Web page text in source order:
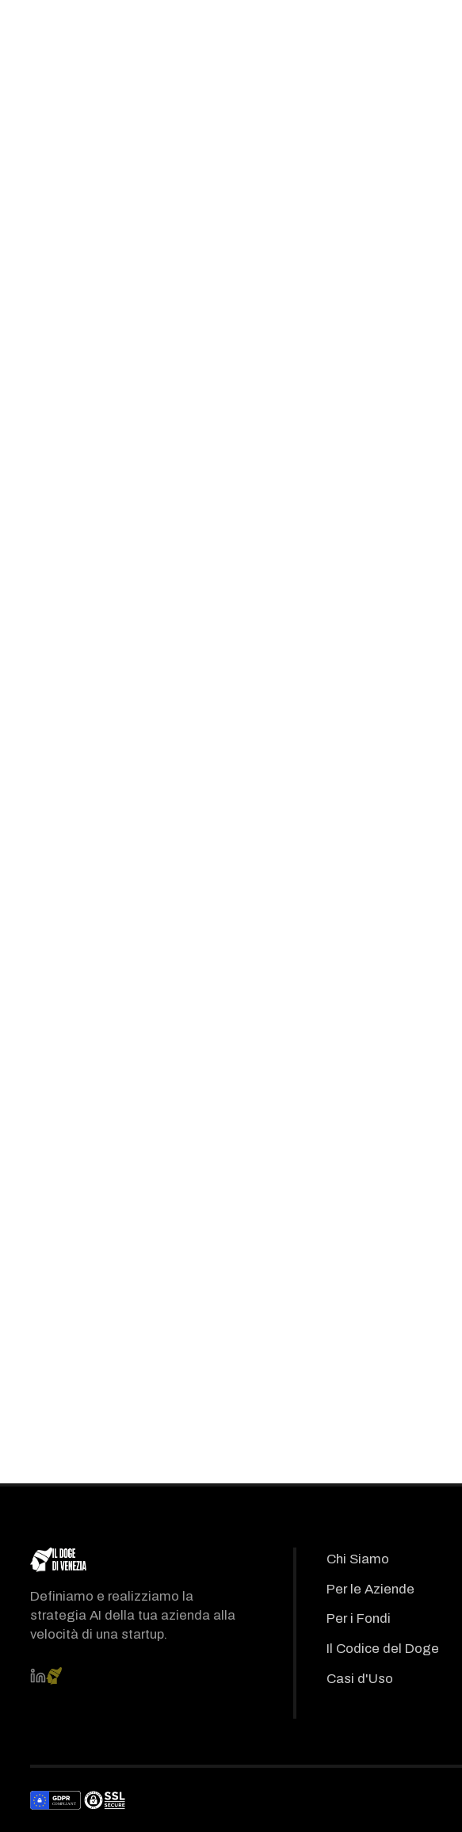
Definiamo e realizziamo la
strategia AI della tua azienda alla
velocità di una startup.
Chi Siamo
Per le Aziende
Per i Fondi
Il Codice del Doge
Casi d'Uso